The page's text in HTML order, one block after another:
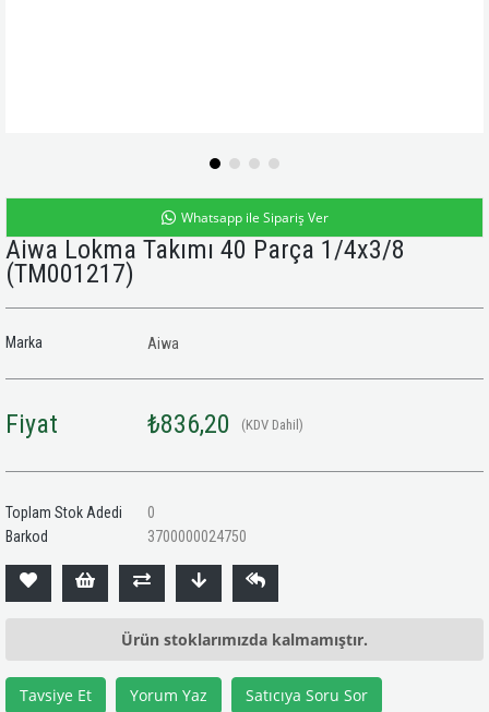
Whatsapp ile Sipariş Ver
Aiwa Lokma Takımı 40 Parça 1/4x3/8
(TM001217)
Marka Aiwa
Fiyat ₺836,20 (KDV Dahil)
Toplam Stok Adedi
0
Barkod
3700000024750
Ürün stoklarımızda kalmamıştır.
Tavsiye Et Yorum Yaz Satıcıya Soru Sor